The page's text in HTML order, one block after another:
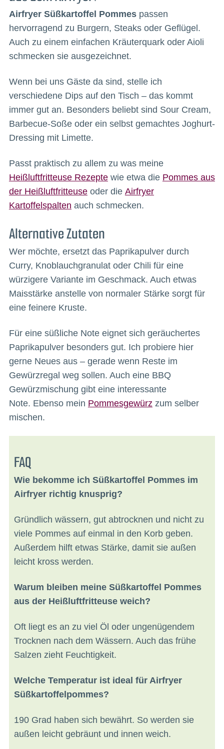
Airfryer Süßkartoffel Pommespassen
hervorragend zu Burgern, Steaks oder Geflügel.
Auch zu einem einfachen Kräuterquark oder Aioli
schmecken sie ausgezeichnet.
Wenn bei uns Gäste da sind, stelle ich
verschiedene Dips auf den Tisch – das kommt
immer gut an. Besonders beliebt sind Sour Cream,
Barbecue-Soße oder ein selbst gemachtes Joghurt-
Dressing mit Limette.
Passt praktisch zu allem zu was meine
Heißluftfritteuse Rezeptewie etwa die Pommes aus
der Heißluftfritteuseoder die Airfryer
Kartoffelspalten auch schmecken.
Alternative Zutaten
Wer möchte, ersetzt das Paprikapulver durch
Curry, Knoblauchgranulat oder Chili für eine
würzigere Variante im Geschmack. Auch etwas
Maisstärke anstelle von normaler Stärke sorgt für
eine feinere Kruste.
Für eine süßliche Note eignet sich geräuchertes
Paprikapulver besonders gut. Ich probiere hier
gerne Neues aus – gerade wenn Reste im
Gewürzregal weg sollen. Auch eine BBQ
Gewürzmischung gibt eine interessante
Note. Ebenso mein Pommesgewürz zum selber
mischen.
FAQ
Wie bekomme ich Süßkartoffel Pommes im
Airfryer richtig knusprig?
Gründlich wässern, gut abtrocknen und nicht zu
viele Pommes auf einmal in den Korb geben.
Außerdem hilft etwas Stärke, damit sie außen
leicht kross werden.
Warum bleiben meine Süßkartoffel Pommes
aus der Heißluftfritteuse weich?
Oft liegt es an zu viel Öl oder ungenügendem
Trocknen nach dem Wässern. Auch das frühe
Salzen zieht Feuchtigkeit.
Welche Temperatur ist ideal für Airfryer
Süßkartoffelpommes?
190 Grad haben sich bewährt. So werden sie
außen leicht gebräunt und innen weich.